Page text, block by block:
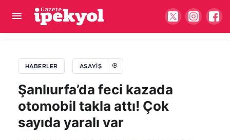
HABERLER ASAYIŞ
Şanlıurfa’da feci kazada
otomobil takla attı! Çok
sayıda yaralı var
Şanlıurfa’dan Karaman’a çalışmaya gittiler!